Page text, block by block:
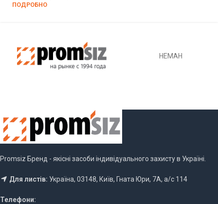
ПОДРОБНО
НЕМАН
Promsiz Бренд - якісні засоби індивідуального захисту в Україні.
Для листів: Україна, 03148, Київ, Гната Юри, 7А, а/с 114
Телефони: